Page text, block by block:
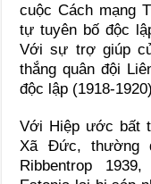
cuộc Cách mạng
tự tuyên bố độc
Với sự trợ giúp
thắng quân đội
độc lập (1918-
Với Hiệp ước bất
Xã Đức, thường
Ribbentrop